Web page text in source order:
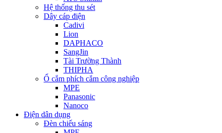
Hệ thống thu sét
Dây cáp điện
Cadivi
Lion
DAPHACO
SangJin
Tài Trường Thành
THIPHA
Ổ cắm phích cắm công nghiệp
MPE
Panasonic
Nanoco
Điện dân dụng
Đèn chiếu sáng